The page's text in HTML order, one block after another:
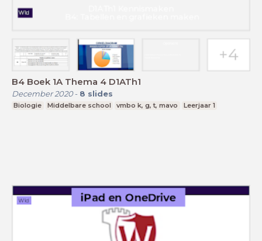
B4 Boek 1A Thema 4 D1ATh1
December 2020- 8 slides
Biologie Middelbare school vmbo k, g, t, mavo Leerjaar 1